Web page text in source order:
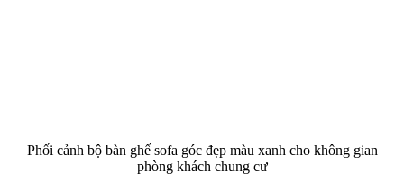
Phối cảnh bộ bàn ghế sofa góc đẹp màu xanh cho không gian
phòng khách chung cư